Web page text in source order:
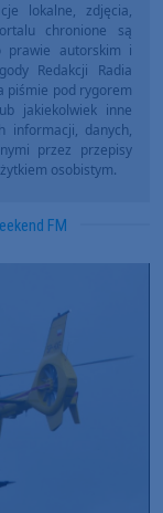
lokalne, zdjęcia,
chronione są
autorskim i
Redakcji Radia
piśmie pod rygorem
jakiekolwiek inne
informacji, danych,
przez przepisy
osobistym.
FM